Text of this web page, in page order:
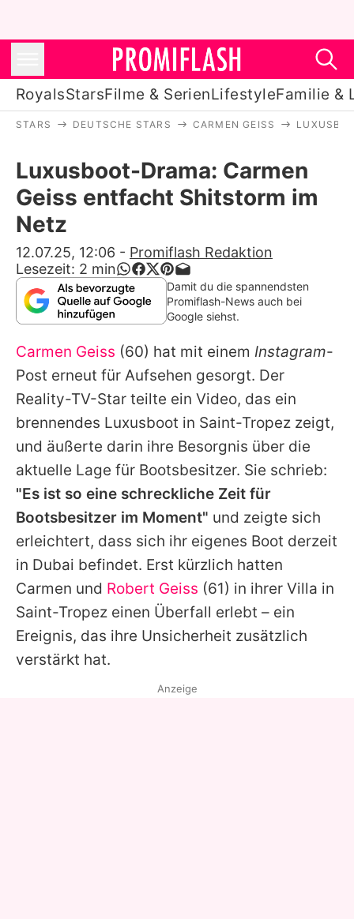
RoyalsStarsFilme & SerienLifestyleFamilie &
Stars
Filme & Serien
Lifestyle
Familie & Liebe
Promiflash Exklusiv
Alle Themen auf Promiflash
Jobs
App runterladen
Team
Redaktionelle Richtlinien
Impressum
Datenschutzerklärung
Nutzungsbedingungen
Utiq verwalten
STARS DEUTSCHE STARS CARMEN GEISS
Luxusboot-Drama: Carmen
Geiss entfacht Shitstorm im
Netz
12.07.25, 12:06 - Promiflash Redaktion
Lesezeit: 2 min
Damit du die spannendsten
Promiflash-News auch bei
Google siehst.
Carmen Geiss (60) hat mit einem Instagram-
Post erneut für Aufsehen gesorgt. Der
Reality-TV-Star teilte ein Video, das ein
brennendes Luxusboot in Saint-Tropez zeigt,
und äußerte darin ihre Besorgnis über die
aktuelle Lage für Bootsbesitzer. Sie schrieb:
"Es ist so eine schreckliche Zeit für
Bootsbesitzer im Moment" und zeigte sich
erleichtert, dass sich ihr eigenes Boot derzeit
in Dubai befindet. Erst kürzlich hatten
Carmen und Robert Geiss (61) in ihrer Villa in
Saint-Tropez einen Überfall erlebt – ein
Ereignis, das ihre Unsicherheit zusätzlich
verstärkt hat.
Anzeige